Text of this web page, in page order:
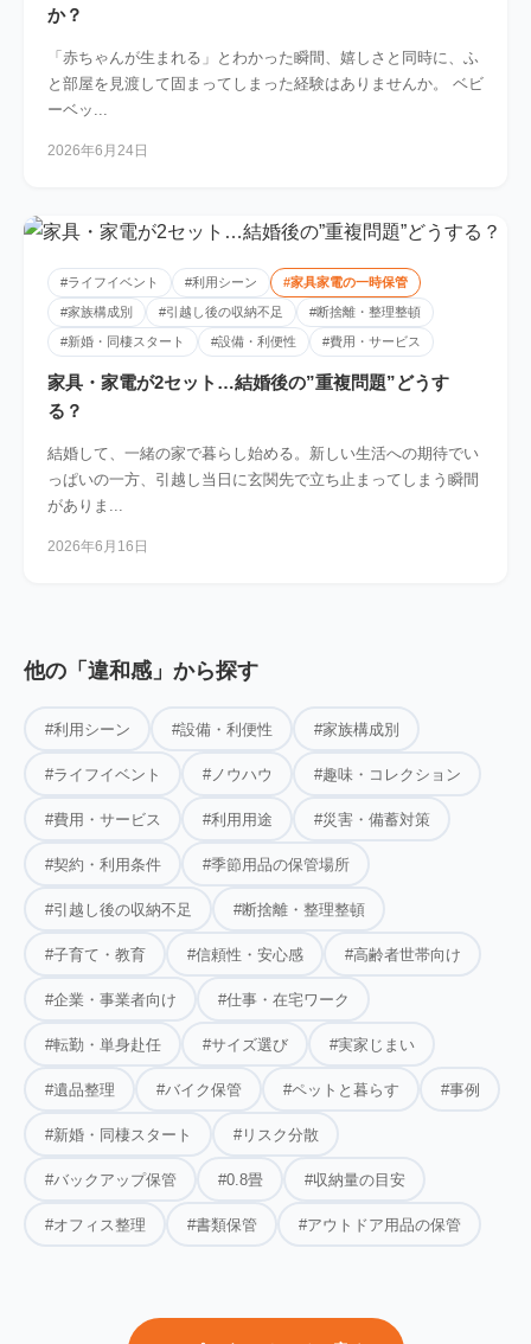
か？
「赤ちゃんが生まれる」とわかった瞬間、嬉しさと同時に、ふ
と部屋を見渡して固まってしまった経験はありませんか。 ベビ
ーベッ...
2026年6月24日
#ライフイベント #利用シーン #家具家電の一時保管
#家族構成別 #引越し後の収納不足 #断捨離・整理整頓
#新婚・同棲スタート #設備・利便性 #費用・サービス
家具・家電が2セット…結婚後の”重複問題”どうす
る？
結婚して、一緒の家で暮らし始める。新しい生活への期待でい
っぱいの一方、引越し当日に玄関先で立ち止まってしまう瞬間
がありま...
2026年6月16日
他の「違和感」から探す
#利用シーン #設備・利便性 #家族構成別
#ライフイベント #ノウハウ #趣味・コレクション
#費用・サービス #利用用途 #災害・備蓄対策
#契約・利用条件 #季節用品の保管場所
#引越し後の収納不足 #断捨離・整理整頓
#子育て・教育 #信頼性・安心感 #高齢者世帯向け
#企業・事業者向け #仕事・在宅ワーク
#転勤・単身赴任 #サイズ選び #実家じまい
#遺品整理 #バイク保管 #ペットと暮らす #事例
#新婚・同棲スタート #リスク分散
#バックアップ保管 #0.8畳 #収納量の目安
#オフィス整理 #書類保管 #アウトドア用品の保管